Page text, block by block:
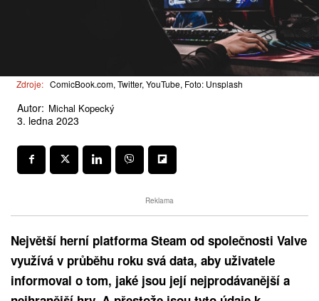
Zdroje: ComicBook.com, Twitter, YouTube, Foto: Unsplash
Autor: Michal Kopecký
3. ledna 2023
Reklama
Největší herní platforma Steam od společnosti Valve
využívá v průběhu roku svá data, aby uživatele
informoval o tom, jaké jsou její nejprodávanější a